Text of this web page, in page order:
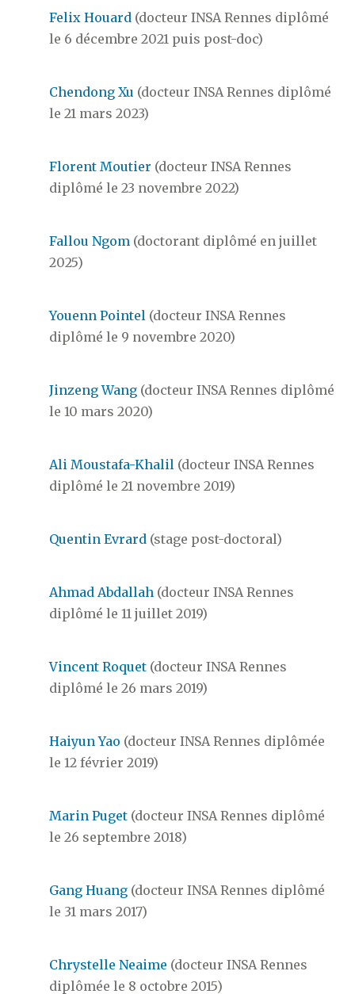
Felix Houard (docteur INSA Rennes diplômé
le 6 décembre 2021 puis post-doc)
Chendong Xu (docteur INSA Rennes diplômé
le 21 mars 2023)
Florent Moutier (docteur INSA Rennes
diplômé le 23 novembre 2022)
Fallou Ngom (doctorant diplômé en juillet
2025)
Youenn Pointel (docteur INSA Rennes
diplômé le 9 novembre 2020)
Jinzeng Wang (docteur INSA Rennes diplômé
le 10 mars 2020)
Ali Moustafa-Khalil (docteur INSA Rennes
diplômé le 21 novembre 2019)
Quentin Evrard (stage post-doctoral)
Ahmad Abdallah (docteur INSA Rennes
diplômé le 11 juillet 2019)
Vincent Roquet (docteur INSA Rennes
diplômé le 26 mars 2019)
Haiyun Yao (docteur INSA Rennes diplômée
le 12 février 2019)
Marin Puget (docteur INSA Rennes diplômé
le 26 septembre 2018)
Gang Huang (docteur INSA Rennes diplômé
le 31 mars 2017)
Chrystelle Neaime (docteur INSA Rennes
diplômée le 8 octobre 2015)